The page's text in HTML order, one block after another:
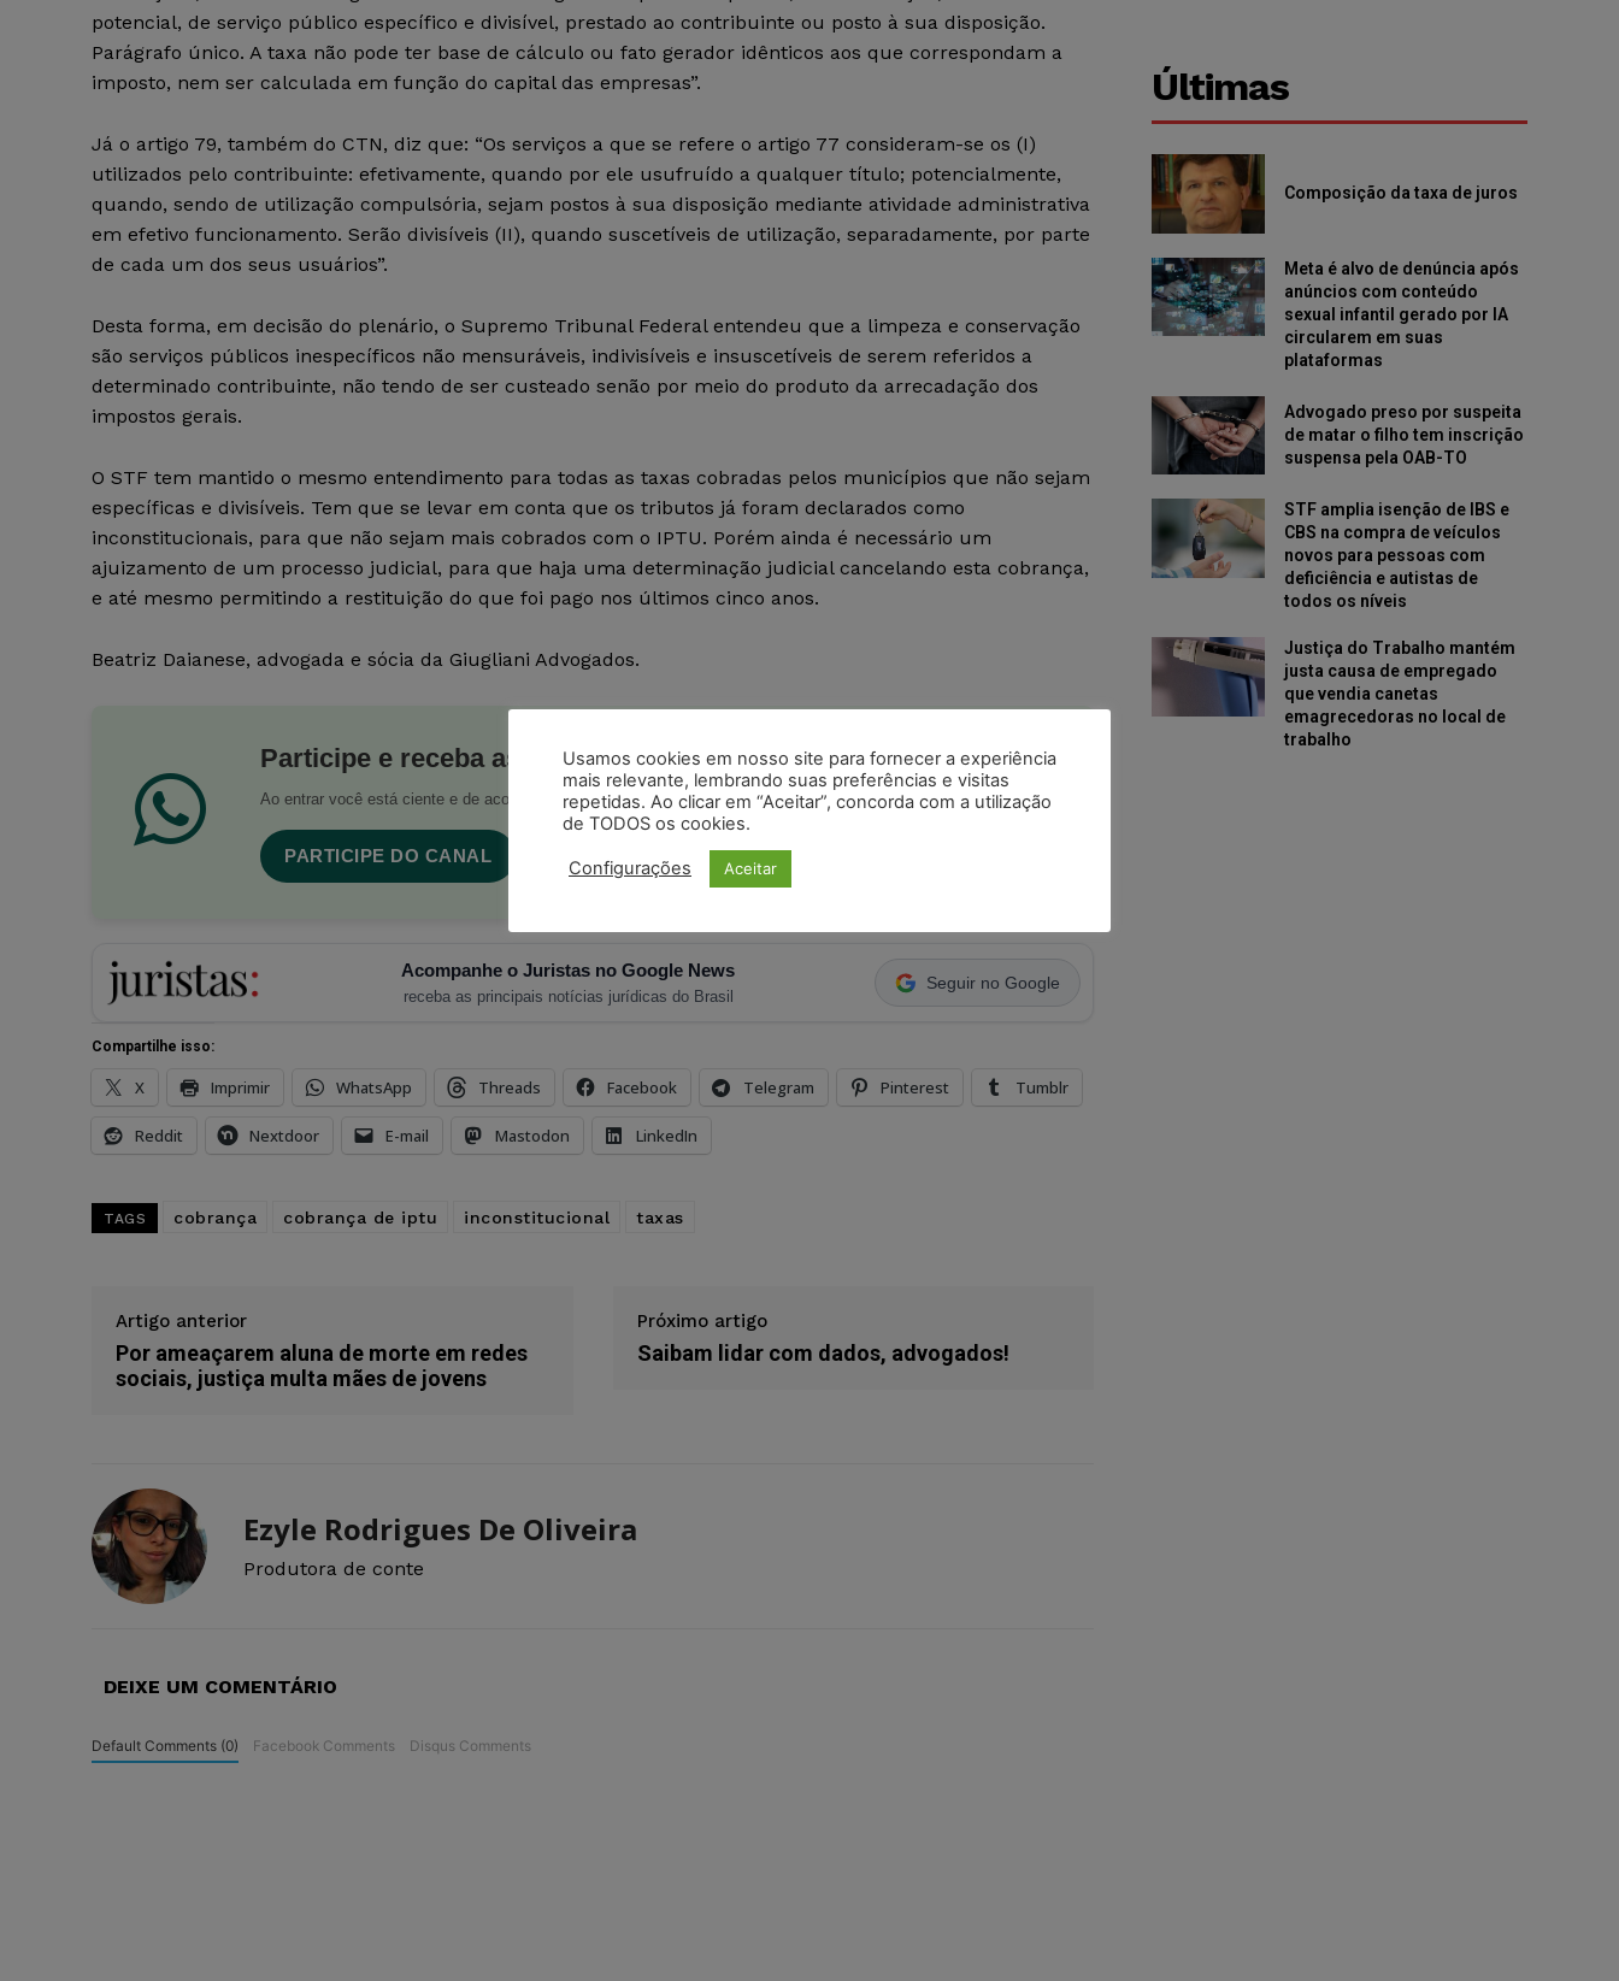
potencial, de serviço público específico e divisível, prestado ao contribuinte ou posto à sua disposição.
Parágrafo único. A taxa não pode ter base de cálculo ou fato gerador idênticos aos que correspondam a
imposto, nem ser calculada em função do capital das empresas”.
Já o artigo 79, também do CTN, diz que: “Os serviços a que se refere o artigo 77 consideram-se os (I)
utilizados pelo contribuinte: efetivamente, quando por ele usufruído a qualquer título; potencialmente,
quando, sendo de utilização compulsória, sejam postos à sua disposição mediante atividade administrativa
em efetivo funcionamento. Serão divisíveis (II), quando suscetíveis de utilização, separadamente, por parte
de cada um dos seus usuários”.
Desta forma, em decisão do plenário, o Supremo Tribunal Federal entendeu que a limpeza e conservação
são serviços públicos inespecíficos não mensuráveis, indivisíveis e insuscetíveis de serem referidos a
determinado contribuinte, não tendo de ser custeado senão por meio do produto da arrecadação dos
impostos gerais.
O STF tem mantido o mesmo entendimento para todas as taxas cobradas pelos municípios que não sejam
específicas e divisíveis. Tem que se levar em conta que os tributos já foram declarados como
inconstitucionais, para que não sejam mais cobrados com o IPTU. Porém ainda é necessário um
ajuizamento de um processo judicial, para que haja uma determinação judicial cancelando esta cobrança,
e até mesmo permitindo a restituição do que foi pago nos últimos cinco anos.
Beatriz Daianese, advogada e sócia da Giugliani Advogados.
Participe e receba as postagens diárias do Portal Juristas.
Ao entrar você está ciente e de acordo com ostermos de usoeprivacidadedo Whatsapp.
PARTICIPE DO CANAL
Acompanhe o Juristas no Google News
receba as principais notícias jurídicas do Brasil
Seguir no Google
Compartilhe isso:
X Imprimir WhatsApp Threads Facebook Telegram Pinterest Tumblr
Reddit Nextdoor E-mail Mastodon LinkedIn
TAGS cobrança cobrança de iptu inconstitucional taxas
Artigo anterior
Por ameaçarem aluna de morte em redes
sociais, justiça multa mães de jovens
Próximo artigo
Saibam lidar com dados, advogados!
Ezyle Rodrigues De Oliveira
Produtora de conte
DEIXE UM COMENTÁRIO
Default Comments (0) Facebook Comments Disqus Comments
Últimas
Composição da taxa de juros
Meta é alvo de denúncia após
anúncios com conteúdo
sexual infantil gerado por IA
circularem em suas
plataformas
Advogado preso por suspeita
de matar o filho tem inscrição
suspensa pela OAB-TO
STF amplia isenção de IBS e
CBS na compra de veículos
novos para pessoas com
deficiência e autistas de
todos os níveis
Justiça do Trabalho mantém
justa causa de empregado
que vendia canetas
emagrecedoras no local de
trabalho
Usamos cookies em nosso site para fornecer a experiência
mais relevante, lembrando suas preferências e visitas
repetidas. Ao clicar em “Aceitar”, concorda com a utilização
de TODOS os cookies.
Configurações Aceitar